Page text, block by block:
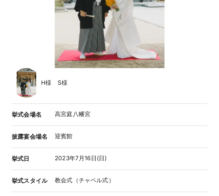
H様 S様
挙式会場名 高宮庭八幡宮
披露宴会場名 迎賓館
挙式日 2023年7月16日(日)
挙式スタイル 教会式（チャペル式）